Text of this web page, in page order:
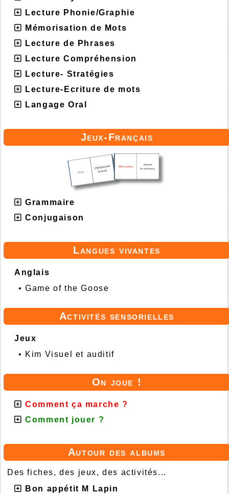
Lecture Phonie/Graphie
Mémorisation de Mots
Lecture de Phrases
Lecture Compréhension
Lecture- Stratégies
Lecture-Ecriture de mots
Langage Oral
Jeux-Français
Grammaire
Conjugaison
Langues vivantes
Anglais
•Game of the Goose
Activités sensorielles
Jeux
• Kim Visuel et auditif
On joue !
Comment ça marche ?
Comment jouer ?
Autour des albums
Des fiches, des jeux, des activités...
Bon appétit M Lapin